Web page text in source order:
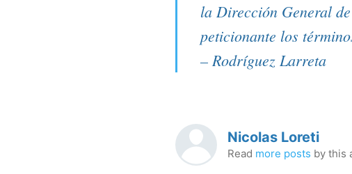
la Dirección General
peticionante los
– Rodríguez Larreta
Nicolas Loreti
Read more posts by this